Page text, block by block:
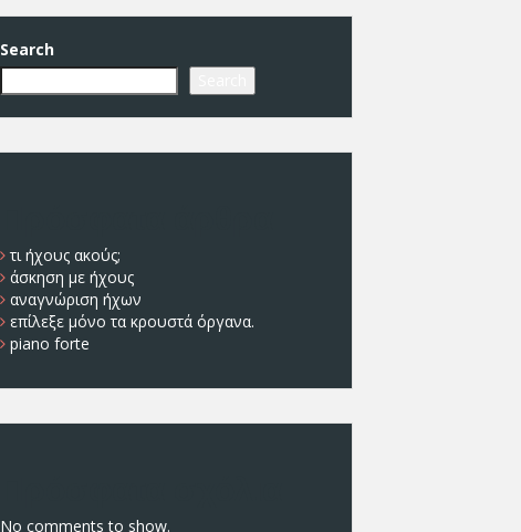
Search
τι ήχους ακούς;
άσκηση με ήχους
αναγνώριση ήχων
επίλεξε μόνο τα κρουστά όργανα.
piano forte
No comments to show.